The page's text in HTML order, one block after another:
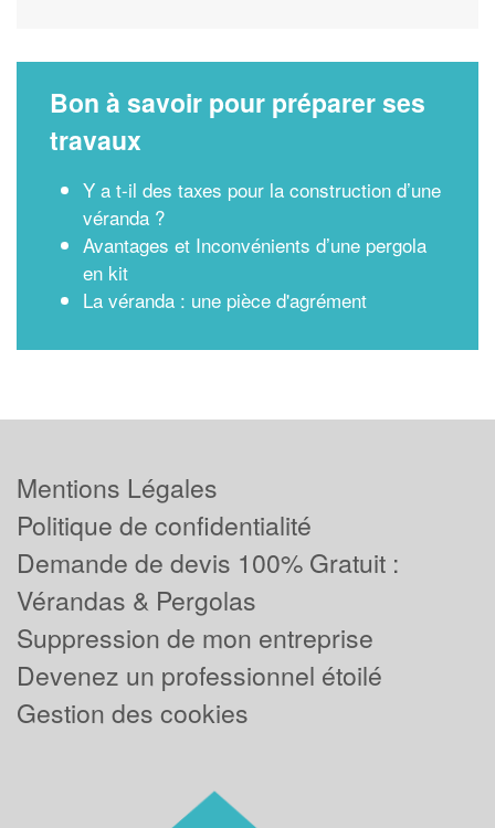
Bon à savoir pour préparer ses
travaux
Y a t-il des taxes pour la construction d’une
véranda ?
Avantages et Inconvénients d’une pergola
en kit
La véranda : une pièce d'agrément
Mentions Légales
Politique de confidentialité
Demande de devis 100% Gratuit :
Vérandas & Pergolas
Suppression de mon entreprise
Devenez un professionnel étoilé
Gestion des cookies